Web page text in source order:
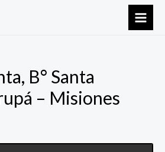
B° Santa
– Misiones